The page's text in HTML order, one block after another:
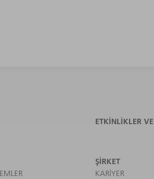
ETKINLIKLER
ŞIRKET
KARIYER